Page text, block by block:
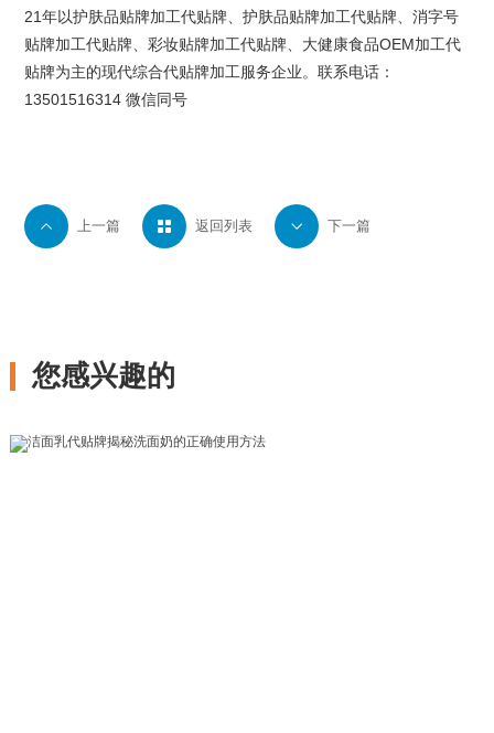
 上一篇  返回列表  下一篇
21年以护肤品贴牌加工代贴牌、护肤品贴牌加工代贴牌、消字号
贴牌加工代贴牌、彩妆贴牌加工代贴牌、大健康食品OEM加工代
贴牌为主的现代综合代贴牌加工服务企业。联系电话：
13501516314 微信同号
您感兴趣的